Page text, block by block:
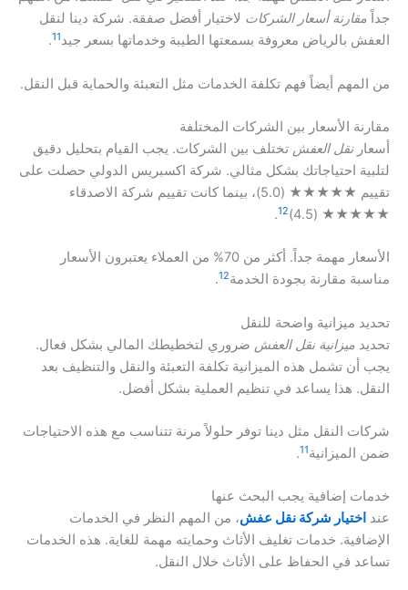
جداً مقارنة أسعار الشركات لاختيار أفضل صفقة. شركة دينا لنقل
العفش بالرياض معروفة بسمعتها الطيبة وخدماتها بسعر جيد11
.
من المهم أيضاً فهم تكلفة الخدمات مثل التعبئة والحماية قبل النقل.
مقارنة الأسعار بين الشركات المختلفة
أسعارنقل العفش تختلف بين الشركات. يجب القيام بتحليل دقيق
لتلبية احتياجاتك بشكل مثالي. شركة اكسبريس الدولي حصلت على
تقييم ★★★★★ (5.0)، بينما كانت تقييم شركة الاصدقاء
★★★★★ (4.5)
12
.
الأسعار مهمة جداً. أكثر من 70% من العملاء يعتبرون الأسعار
مناسبة مقارنة بجودة الخدمة12
.
تحديد ميزانية واضحة للنقل
تحديد ميزانية نقل العفش ضروري لتخطيطك المالي بشكل فعال.
يجب أن تشمل هذه الميزانية تكلفة التعبئة والنقل والتنظيف بعد
النقل. هذا يساعد في تنظيم العملية بشكل أفضل.
شركات النقل مثل دينا توفر حلولاً مرنة تتناسب مع هذه الاحتياجات
ضمن الميزانية11
.
خدمات إضافية يجب البحث عنها
عند اختيار شركة نقل عفش، من المهم النظر في الخدمات
الإضافية. خدمات تغليف الأثاث وحمايته مهمة للغاية. هذه الخدمات
تساعد في الحفاظ على الأثاث خلال النقل.